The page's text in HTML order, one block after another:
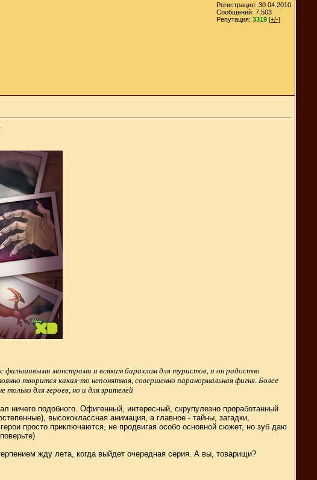
Регистрация: 30.04.2010
Сообщений: 7,503
Репутация: 3319 [+/-]
фальшивыми монстрами и всяким барахлом для туристов, и он радостно
творится какая-то непонятная, совершенно паранормальная фигня. Более
для героев, но и для зрителей
подобного. Офигенный, интересный, скрупулезно проработанный
высококлассная анимация, а главное - тайны, загадки,
просто приключаются, не продвигая особо основной сюжет, но зуб даю
жду лета, когда выйдет очередная серия. А вы, товарищи?